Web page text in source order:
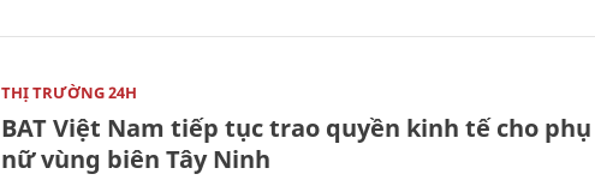
THỊ TRƯỜNG 24H
BAT Việt Nam tiếp tục trao quyền kinh tế cho phụ
nữ vùng biên Tây Ninh